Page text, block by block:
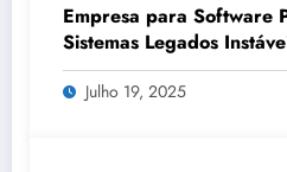
Empresa para Software
Sistemas Legados
Horizonte | OT3N
Julho 19, 2025